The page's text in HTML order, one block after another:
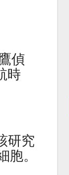
偵
時
研究
胞。